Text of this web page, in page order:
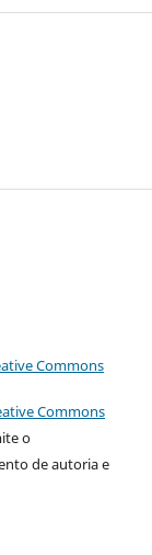
Commons
Commons
o
de autoria e